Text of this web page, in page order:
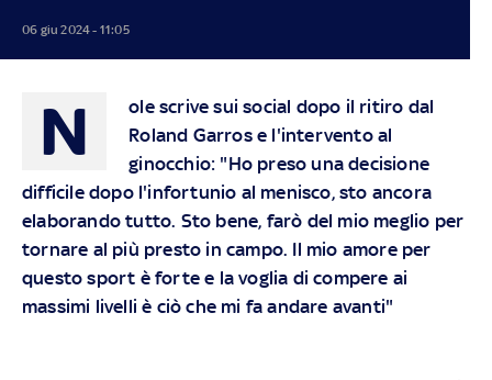
06 giu 2024 - 11:05
N
ole scrive sui social dopo il ritiro dal
Roland Garros e l'intervento al
ginocchio: "Ho preso una decisione
difficile dopo l'infortunio al menisco, sto ancora
elaborando tutto. Sto bene, farò del mio meglio per
tornare al più presto in campo. Il mio amore per
questo sport è forte e la voglia di compere ai
massimi livelli è ciò che mi fa andare avanti"